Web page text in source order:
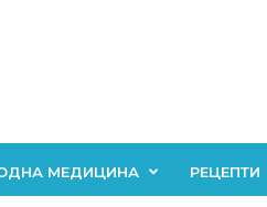
МЕДИЦИНА РЕЦЕПТИ